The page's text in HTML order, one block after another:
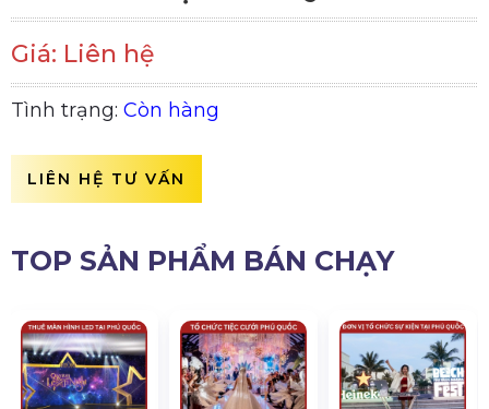
Giá: Liên hệ
Tình trạng: Còn hàng
LIÊN HỆ TƯ VẤN
TOP SẢN PHẨM BÁN CHẠY